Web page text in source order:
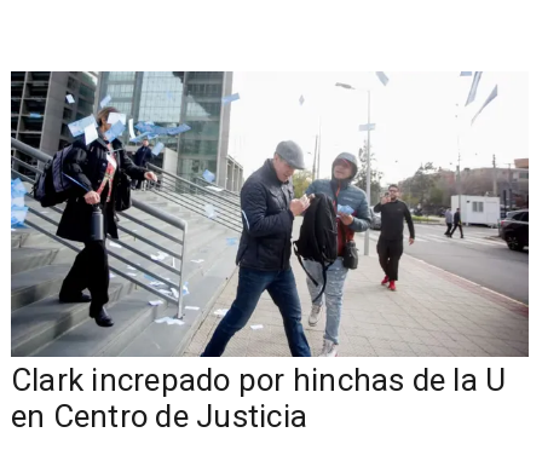
Clark increpado por hinchas de la U
en Centro de Justicia